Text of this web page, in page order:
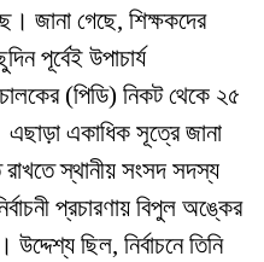
জানা গেছে, শিক্ষকদের
পূর্বেই উপাচার্য
(পিডি) নিকট থেকে ২৫
এছাড়া একাধিক সূত্রে জানা
রাখতে স্থানীয় সংসদ সদস্য
প্রচারণায় বিপুল অঙ্কের
ছিল, নির্বাচনে তিনি